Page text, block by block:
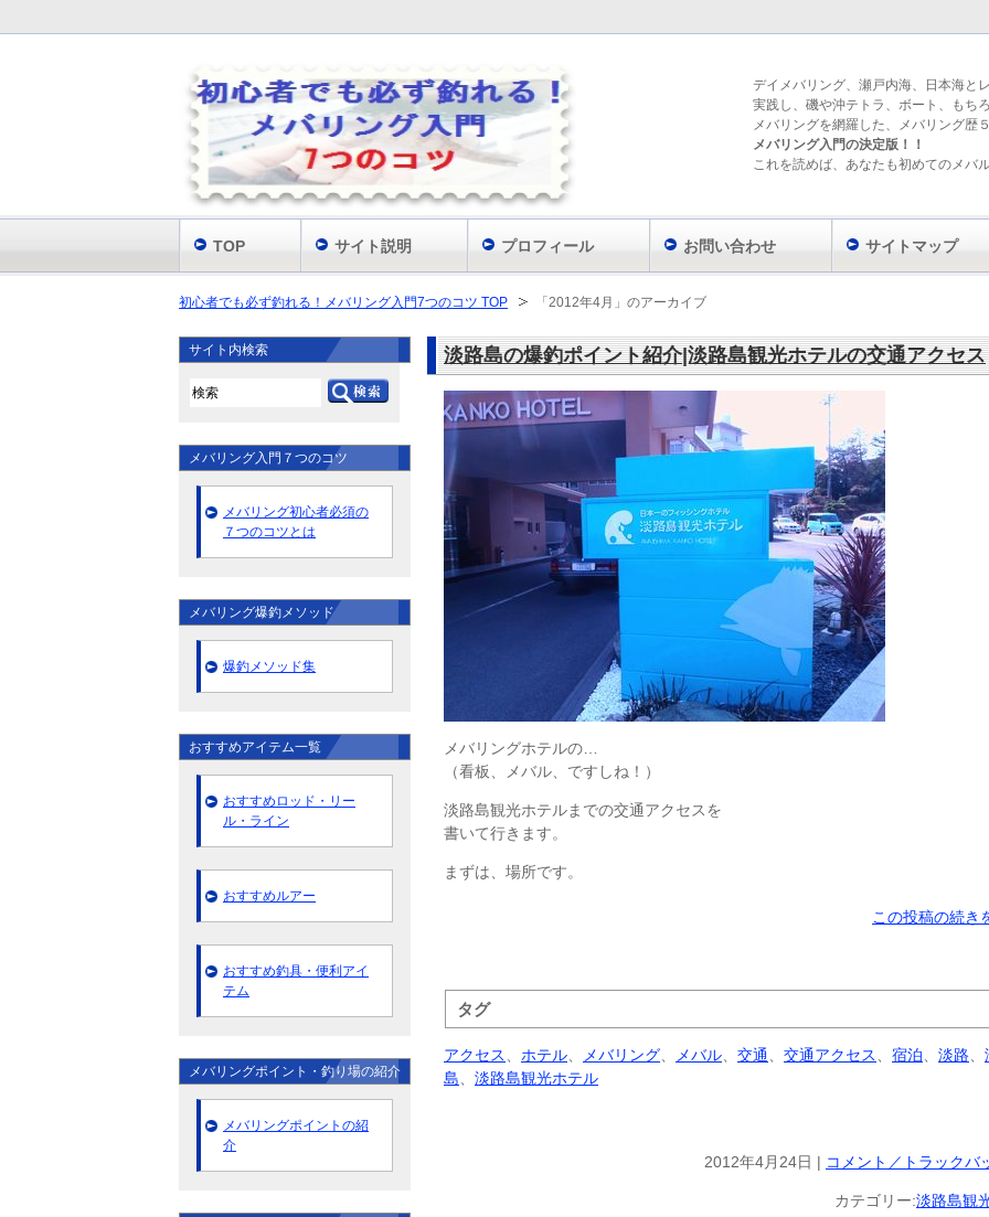
初心者でも必ず釣れる！メバリング入門7つのコツ TOP 「2012年4月」のアーカイブ
淡路島の爆釣ポイント紹介|淡路島観光ホテルの交通アクセス
メバリングホテルの…
（看板、メバル、ですしね！）
淡路島観光ホテルまでの交通アクセスを
書いて行きます。
まずは、場所です。
この投稿の続き
タグ
アクセス ホテル メバリング メバル 交通 交通アクセス 宿泊 淡路
島
淡路島観光ホテル
2012年4月24日 | コメント／トラックバ
カテゴリー:淡路島観
サイト内検索
メバリング入門７つのコツ
メバリング初心者必須の
７つのコツとは
メバリング爆釣メソッド
爆釣メソッド集
おすすめアイテム一覧
おすすめロッド・リー
ル・ライン
おすすめルアー
おすすめ釣具・便利アイ
テム
メバリングポイント・釣り場の紹介
メバリングポイントの紹
介
デイメバリング、瀬戸内海、日本海と
実践し、磯や沖テトラ、ボート、もち
メバリングを網羅した、メバリング歴
メバリング入門の決定版！！
これを読めば、あなたも初めてのメバ
TOP サイト説明 プロフィール お問い合わせ サイトマップ